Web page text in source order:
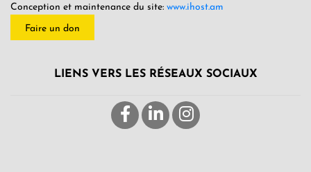
Conception et maintenance du site: www.ihost.am
Faire un don
LIENS VERS LES RÉSEAUX SOCIAUX